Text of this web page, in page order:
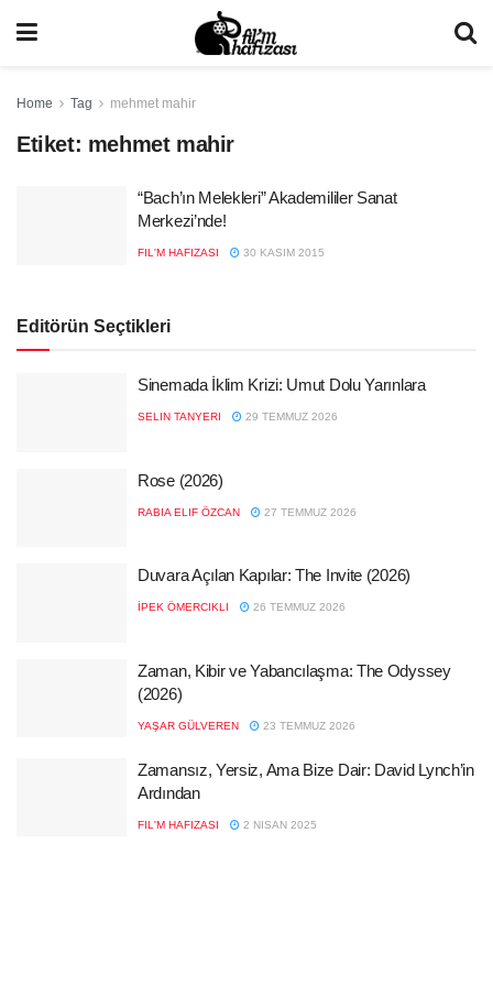
Home Tag mehmet mahir
Etiket: mehmet mahir
“Bach’ın Melekleri” Akademililer Sanat
Merkezi’nde!
FIL'M HAFIZASI 30 KASIM 2015
Editörün Seçtikleri
Sinemada İklim Krizi: Umut Dolu Yarınlara
SELIN TANYERI 29 TEMMUZ 2026
Rose (2026)
RABIA ELIF ÖZCAN 27 TEMMUZ 2026
Duvara Açılan Kapılar: The Invite (2026)
İPEK ÖMERCIKLI 26 TEMMUZ 2026
Zaman, Kibir ve Yabancılaşma: The Odyssey
(2026)
YAŞAR GÜLVEREN 23 TEMMUZ 2026
Zamansız, Yersiz, Ama Bize Dair: David Lynch’in
Ardından
FIL'M HAFIZASI 2 NISAN 2025